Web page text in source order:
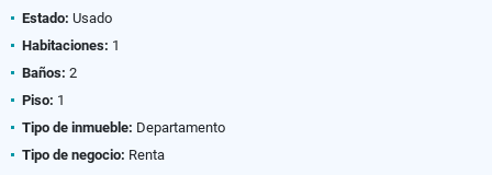
Estado: Usado
Habitaciones: 1
Baños: 2
Piso: 1
Tipo de inmueble: Departamento
Tipo de negocio: Renta